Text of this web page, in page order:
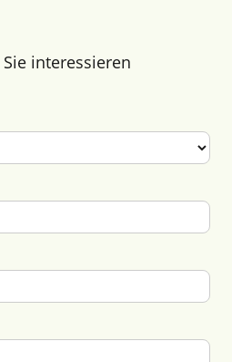
interessieren